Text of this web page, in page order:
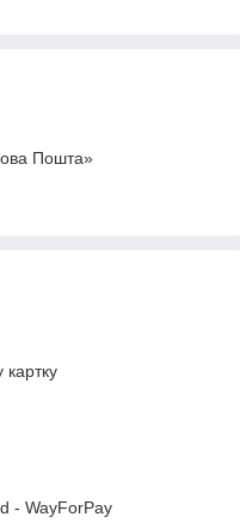
Пошта»
- WayForPay